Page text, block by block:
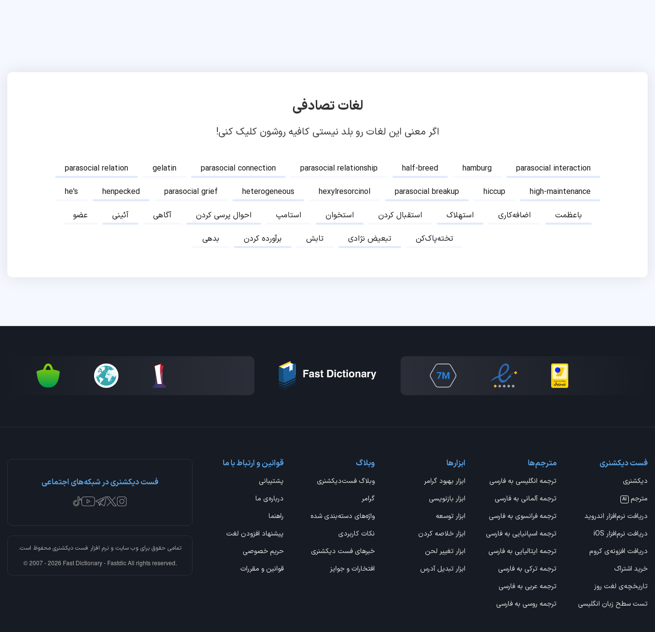
لغات تصادفی
اگر معنی این لغات رو بلد نیستی کافیه روشون کلیک کنی!
parasocial relation gelatin parasocial connection parasocial relationship half-breed hamburg
parasocial interaction
he's
henpecked parasocial grief heterogeneous hexylresorcinol parasocial breakup hiccup
high-maintenance
عضو
آئینی آگاهی احوال پرسی کردن استامپ استخوان استقبال کردن استهلاک اضافه‌کاری
باعظمت
بدهی
برآورده کردن تابش تبعیض نژادی تخته‌پاک‌کن
فست دیکشنری
دیکشنری
مترجم
AI
دریافت نرم‌افزار اندروید
دریافت نرم‌افزار iOS
دریافت افزونه‌ی کروم
خرید اشتراک
تاریخچه‌ی لغت روز
تست سطح زبان انگلیسی
مترجم‌ها
ترجمه انگلیسی به فارسی
ترجمه آلمانی به فارسی
ترجمه فرانسوی به فارسی
ترجمه اسپانیایی به فارسی
ترجمه ایتالیایی به فارسی
ترجمه ترکی به فارسی
ترجمه عربی به فارسی
ترجمه روسی به فارسی
ابزارها
ابزار بهبود گرامر
ابزار بازنویسی
ابزار توسعه
ابزار خلاصه کردن
ابزار تغییر لحن
ابزار تبدیل آدرس
وبلاگ
وبلاگ فست‌دیکشنری
گرامر
واژه‌های دسته‌بندی شده
نکات کاربردی
خبرهای فست دیکشنری
افتخارات و جوایز
قوانین و ارتباط با ما
پشتیبانی
درباره‌ی ما
راهنما
پیشنهاد افزودن لغت
حریم خصوصی
قوانین و مقررات
فست دیکشنری در شبکه‌های اجتماعی
تمامی حقوق برای وب سایت و نرم افزار فست دیکشنریمحفوظ است.
© 2007 - 2026 Fast Dictionary - Fastdic All rights reserved.